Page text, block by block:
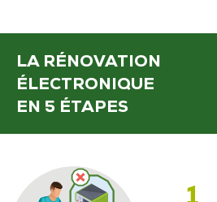
LA RÉNOVATION
ÉLECTRONIQUE
EN 5 ÉTAPES